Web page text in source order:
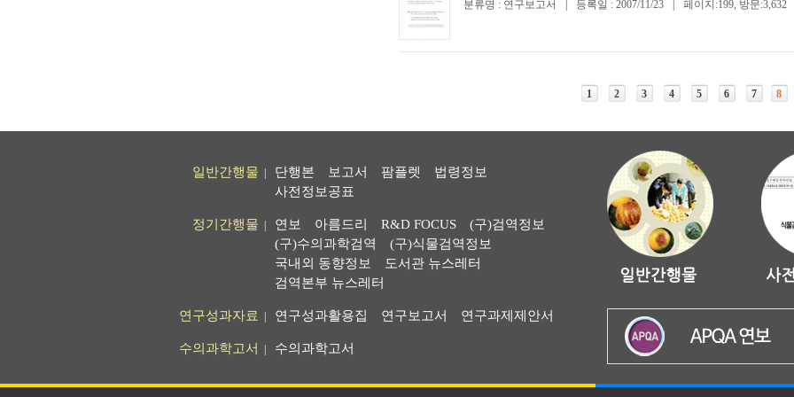
분류명 : 연구보고서 등록일 : 2007/11/23 페이지:199, 방문:3,632
1 2 3 4 5 6 7 8
일반간행물 단행본 보고서 팜플렛
법령정보
사전정보공표
정기간행물 연보 아름드리 R&D FOCUS
(구)검역정보
(구)수의과학검역
(구)식물검역정보
국내외 동향정보
도서관 뉴스레터
검역본부 뉴스레터
연구성과자료 연구성과활용집 연구보고서 연구과제제안서
수의과학고서 수의과학고서